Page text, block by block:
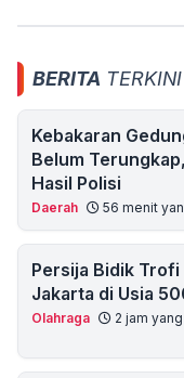
BERITA TERKINI
Kebakaran
Belum
Hasil Polisi
Daerah 56 menit
Persija Bidik Trofi
Jakarta di Usia
Olahraga 2 jam